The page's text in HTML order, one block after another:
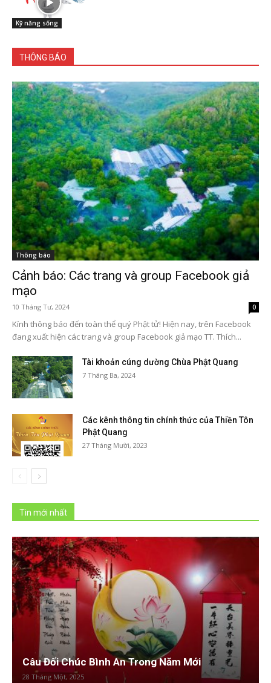
Kỹ năng sống
THÔNG BÁO
Thông báo
Cảnh báo: Các trang và group Facebook giả
mạo
10 Tháng Tư, 2024 0
Kính thông báo đến toàn thể quý Phật tử! Hiện nay, trên Facebook
đang xuất hiện các trang và group Facebook giả mạo TT. Thích...
Tài khoản cúng dường Chùa Phật Quang
7 Tháng Ba, 2024
Các kênh thông tin chính thức của Thiền Tôn
Phật Quang
27 Tháng Mười, 2023
Tin mới nhất
Câu Đối Chúc Bình An Trong Năm Mới
28 Tháng Một, 2025